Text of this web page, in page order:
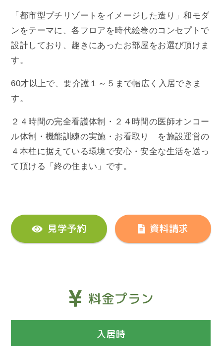
「都市型プチリゾートをイメージした造り」和モダ
ンをテーマに、各フロアを時代絵巻のコンセプトで
設計しており、趣きにあったお部屋をお選び頂けま
す。
60才以上で、要介護１～５まで幅広く入居できま
す。
２４時間の完全看護体制・２４時間の医師オンコー
ル体制・機能訓練の実施・お看取り を施設運営の
４本柱に据えている環境で安心・安全な生活を送っ
て頂ける「終の住まい」です。
見学予約 資料請求
料金プラン
入居時